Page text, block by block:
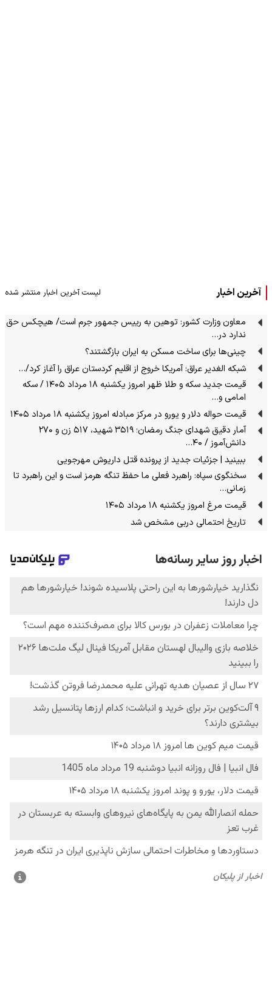
آخرین اخبار لیست آخرین اخبار منتشر شده
معاون وزارت کشور: توهین به رییس جمهور جرم است/ هیچکس حق
ندارد در…
چینی‌ها برای ساخت مسکن به ایران بازگشتند؟
شبکه الغدیر عراق: آمریکا خروج از اقلیم کردستان عراق را آغاز کرد/…
قیمت جدید سکه و طلا ظهر امروز یکشنبه ۱۸ مرداد ۱۴۰۵ / سکه
امامی و…
قیمت حواله دلار و یورو در مرکز مبادله امروز یکشنبه ۱۸ مرداد ۱۴۰۵
آمار دقیق شهدای جنگ رمضان؛ ۳۵۱۹ شهید، ۵۱۷ زن و ۲۷۰
دانش‌آموز / ۴۰…
ببینید | جزئیات جدید از پرونده قتل داریوش مهرجویی
سخنگوی سپاه: راهبرد فعلی ما حفظ تنگه هرمز است و این راهبرد تا
زمانی…
قیمت مرغ امروز یکشنبه ۱۸ مرداد ۱۴۰۵
تاریخ احتمالی دربی مشخص شد